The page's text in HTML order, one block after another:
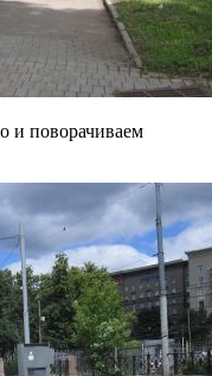
и поворачиваем